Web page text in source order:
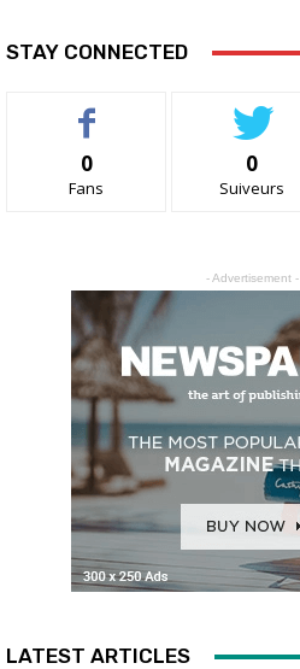
STAY CONNECTED
0
Fans
0
Suiveurs
- Advertisement -
LATEST ARTICLES